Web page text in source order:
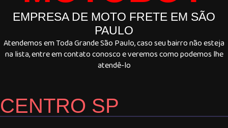
EMPRESA DE MOTO FRETE EM SÃO
PAULO
Atendemos em Toda Grande São Paulo, caso seu bairro não esteja
na lista, entre em contato conosco e veremos como podemos lhe
atendê-lo
CENTRO SP